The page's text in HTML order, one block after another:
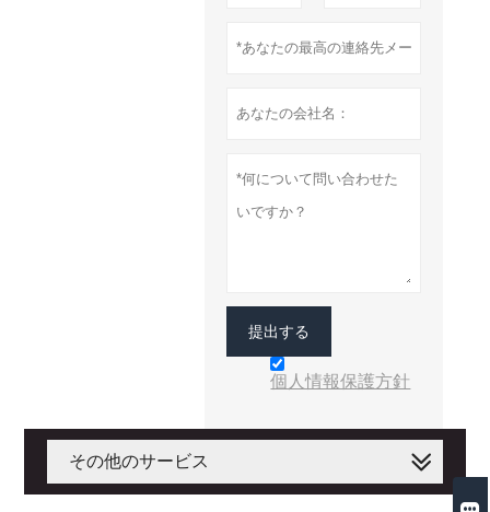
提出する
個人情報保護方針
その他のサービス